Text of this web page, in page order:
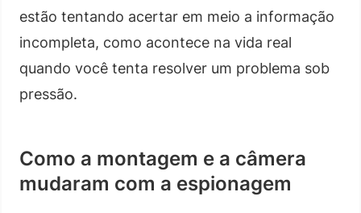
estão tentando acertar em meio a informação
incompleta, como acontece na vida real
quando você tenta resolver um problema sob
pressão.
Como a montagem e a câmera
mudaram com a espionagem